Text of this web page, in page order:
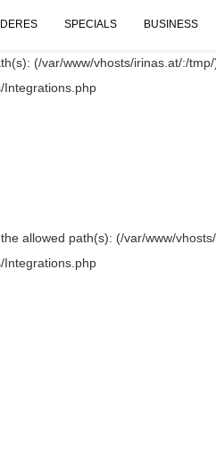
(/var/www/vhosts/irinas.at/:/tmp/
Integrations.php
allowed path(s): (/var/www/
Integrations.php
SPECIALS BUSINESS